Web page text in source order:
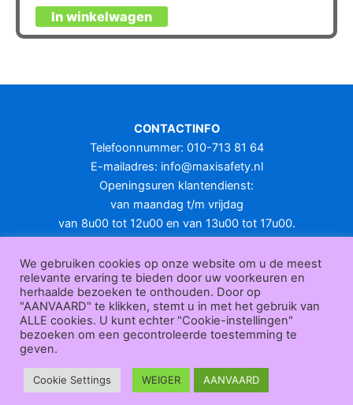
In winkelwagen
Dit
product
variaties.
optie
gekozen
worden
op
productpagina
CONTACTINFO
Telefoonnummer: 010-713 81 64
E-mailadres: info@maxisafety.nl
Openingsuren klantendienst:
van maandag t/m vrijdag
van 8u00 tot 12u00 en van 13u00 tot 17u00.
KLANTENSERVICE
Over
ons|Bedrijfsgegevens| F.A.Q.|Bestelprocedure | Betaling
ending | Retourneren|Herroepingsrecht|Herroepingsfunctie
ederverkoop|Bedrukken|Contact
Algemene voorwaarden
Maxisafety.nl © 2026
We gebruiken cookies op onze website om u de meest
relevante ervaring te bieden door uw voorkeuren en
herhaalde bezoeken te onthouden. Door op
"AANVAARD" te klikken, stemt u in met het gebruik van
ALLE cookies. U kunt echter "Cookie-instellingen"
bezoeken om een gecontroleerde toestemming te
geven.
Cookie Settings WEIGER AANVAARD